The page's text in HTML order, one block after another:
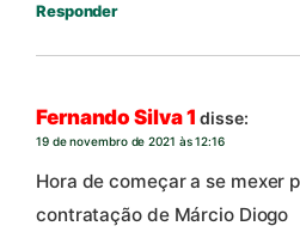
Responder
Fernando Silva 1 disse:
19 de novembro de 2021 às 12:16
Hora de começar a se mexer
contratação de Márcio Diogo